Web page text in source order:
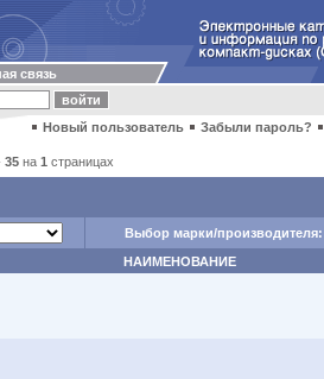
связь
Новый пользователь Забыли пароль?
35 на 1 страницах
Выбор марки/производителя:
НАИМЕНОВАНИЕ